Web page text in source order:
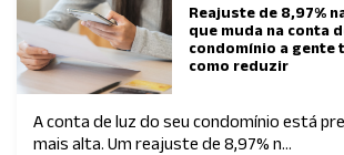
Reajuste de 8,97%
que muda na conta
condomínio a gente
como reduzir
A conta de luz do seu condomínio está
mais alta. Um reajuste de 8,97% n...